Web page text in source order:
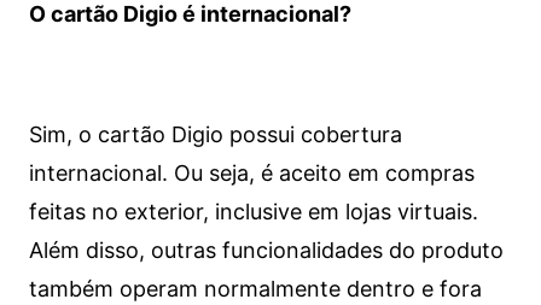
O cartão Digio é internacional?
Sim, o cartão Digio possui cobertura
internacional. Ou seja, é aceito em compras
feitas no exterior, inclusive em lojas virtuais.
Além disso, outras funcionalidades do produto
também operam normalmente dentro e fora